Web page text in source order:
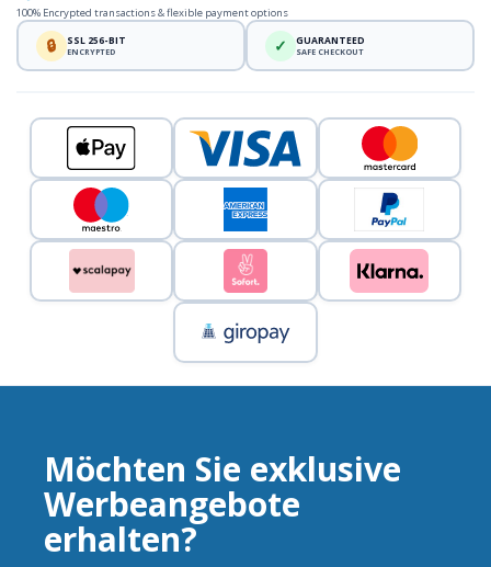
100% Encrypted transactions & flexible payment options
🔒 SSL 256-BIT
ENCRYPTED ✓ GUARANTEED
SAFE CHECKOUT
Möchten Sie exklusive
Werbeangebote
erhalten?